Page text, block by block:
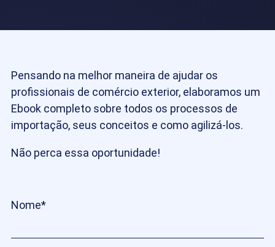
Pensando na melhor maneira de ajudar os
profissionais de comércio exterior, elaboramos um
Ebook completo sobre todos os processos de
importação, seus conceitos e como agilizá-los.
Não perca essa oportunidade!
Nome*